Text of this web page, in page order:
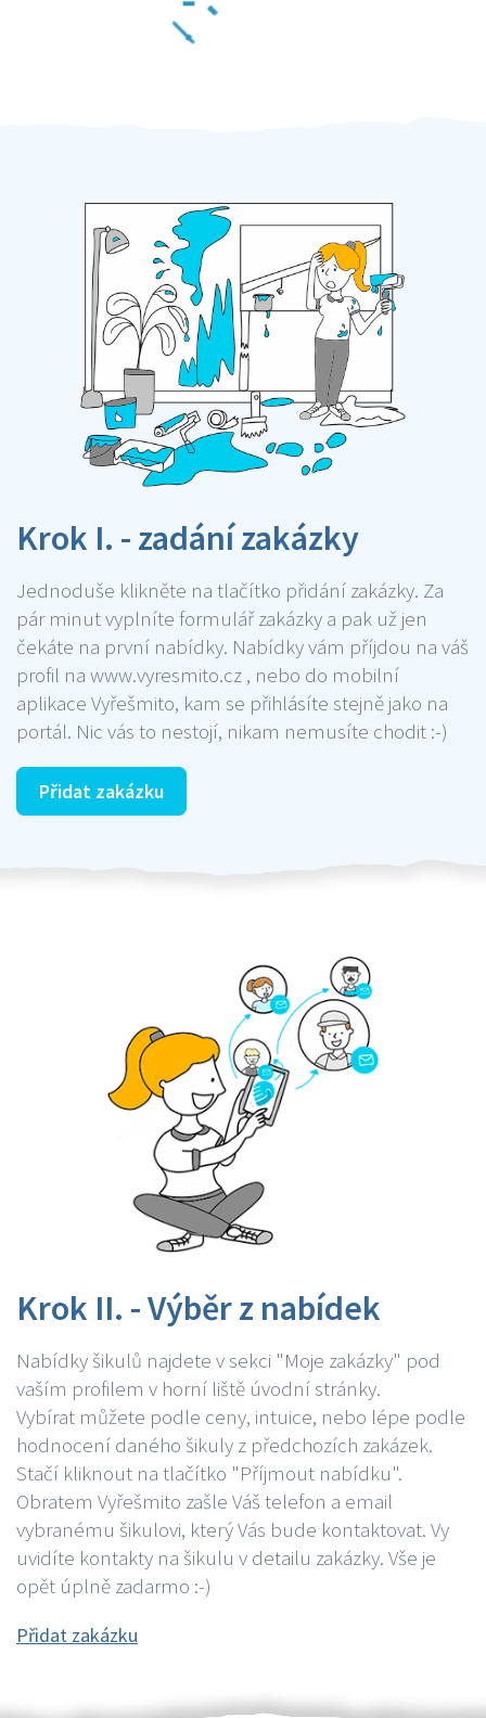
Krok I. - zadání zakázky
Jednoduše klikněte na tlačítko přidání zakázky. Za
pár minut vyplníte formulář zakázky a pak už jen
čekáte na první nabídky. Nabídky vám příjdou na váš
profil na www.vyresmito.cz , nebo do mobilní
aplikace Vyřešmito, kam se přihlásíte stejně jako na
portál. Nic vás to nestojí, nikam nemusíte chodit :-)
Přidat zakázku
Krok II. - Výběr z nabídek
Nabídky šikulů najdete v sekci "Moje zakázky" pod
vaším profilem v horní liště úvodní stránky.
Vybírat můžete podle ceny, intuice, nebo lépe podle
hodnocení daného šikuly z předchozích zakázek.
Stačí kliknout na tlačítko "Příjmout nabídku".
Obratem Vyřešmito zašle Váš telefon a email
vybranému šikulovi, který Vás bude kontaktovat. Vy
uvidíte kontakty na šikulu v detailu zakázky. Vše je
opět úplně zadarmo :-)
Přidat zakázku